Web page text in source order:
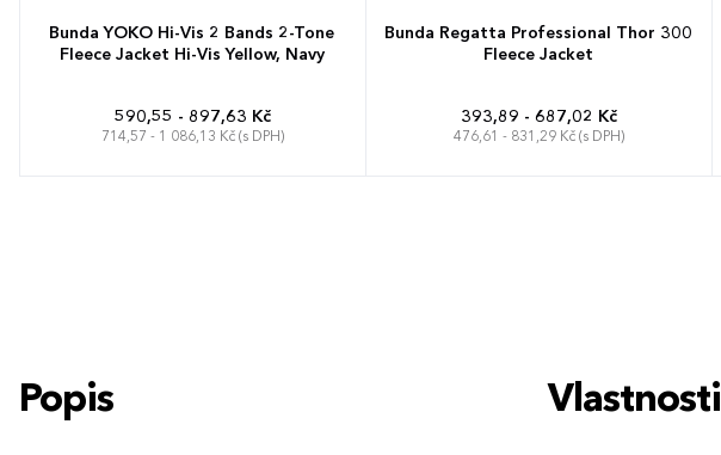
Bunda YOKO Hi-Vis 2 Bands 2-Tone
Fleece Jacket Hi-Vis Yellow, Navy
590,55 - 897,63 Kč
714,57 - 1 086,13 Kč (s DPH)
Bunda Regatta Professional Thor 300
Fleece Jacket
393,89 - 687,02 Kč
476,61 - 831,29 Kč (s DPH)
Popis Vlastnosti